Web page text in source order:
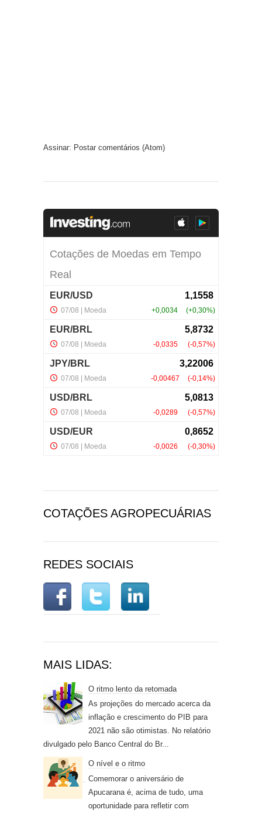
Assinar: Postar comentários (Atom)
COTAÇÕES AGROPECUÁRIAS
REDES SOCIAIS
MAIS LIDAS:
O ritmo lento da retomada
As projeções do mercado acerca da
inflação e crescimento do PIB para
2021 não são otimistas. No relatório
divulgado pelo Banco Central do Br...
O nível e o ritmo
Comemorar o aniversário de
Apucarana é, acima de tudo, uma
oportunidade para refletir com